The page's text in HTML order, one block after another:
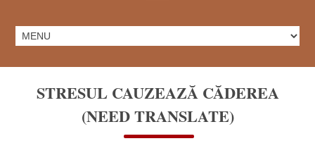
STRESUL CAUZEAZĂ CĂDEREA
(NEED TRANSLATE)